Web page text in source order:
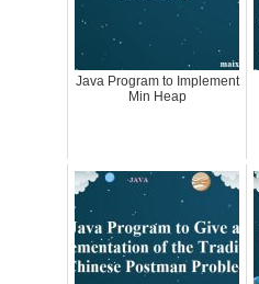
Java Program to Implement
Min Heap